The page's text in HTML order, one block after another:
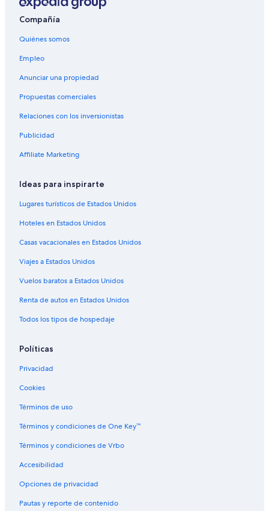
Vuelos a Filipinas
Vuelos a Italia
Vuelos a México
Vuelos a Rusia
Vuelos a Suiza
Vuelos a Tailandia
Amber Air
Vuelos a Atlanta
Blueair
Vuelos a Boston
Vuelos a Chicago
Cobra Aviation
Darwin Airline SA Lugano
Vuelos a Destin
Vuelos a Honolulú
Vuelos a Houston
Vuelos a Key West
Vuelos a Las Vegas
Vuelos a Los Ángeles
Vuelos a Miami
Vuelos a Myrtle Beach
Vuelos a Nashville
Vuelos a Nueva Orleans
Compañía
Quiénes somos
Empleo
Anunciar una propiedad
Propuestas comerciales
Relaciones con los inversionistas
Publicidad
Affiliate Marketing
Ideas para inspirarte
Lugares turísticos de Estados Unidos
Hoteles en Estados Unidos
Casas vacacionales en Estados Unidos
Viajes a Estados Unidos
Vuelos baratos a Estados Unidos
Renta de autos en Estados Unidos
Todos los tipos de hospedaje
Políticas
Privacidad
Cookies
Términos de uso
Términos y condiciones de One Key™
Términos y condiciones de Vrbo
Accesibilidad
Opciones de privacidad
Pautas y reporte de contenido